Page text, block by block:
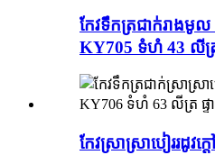
កែវទឹកត្រជាក់រាង
KY705 ទំហំ 43 លីត្
កែវស្រាស្រាបៀររដូវ